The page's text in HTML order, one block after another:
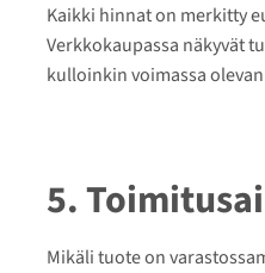
Kaikki hinnat on merkitty
Verkkokaupassa näkyvät
kulloinkin voimassa
5.
Mikäli tuote on